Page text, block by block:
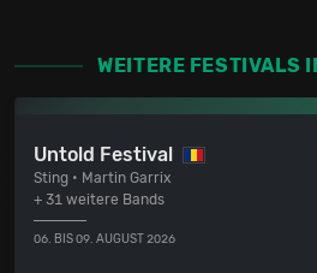
WEITERE FESTIVALS
Untold Festival
Sting • Martin Garrix
+ 31 weitere Bands
06. BIS 09. AUGUST 2026